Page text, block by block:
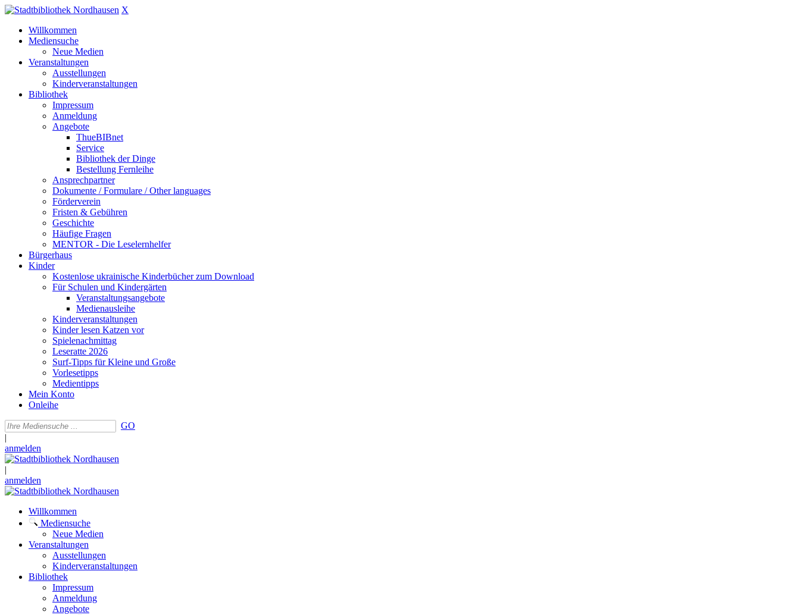
X
Willkommen
Mediensuche
Neue Medien
Veranstaltungen
Ausstellungen
Kinderveranstaltungen
Bibliothek
Impressum
Anmeldung
Angebote
ThueBIBnet
Service
Bibliothek der Dinge
Bestellung Fernleihe
Ansprechpartner
Dokumente / Formulare / Other languages
Förderverein
Fristen & Gebühren
Geschichte
Häufige Fragen
MENTOR - Die Leselernhelfer
Bürgerhaus
Kinder
Kostenlose ukrainische Kinderbücher zum Download
Für Schulen und Kindergärten
Veranstaltungsangebote
Medienausleihe
Kinderveranstaltungen
Kinder lesen Katzen vor
Spielenachmittag
Leseratte 2026
Surf-Tipps für Kleine und Große
Vorlesetipps
Medientipps
Mein Konto
Onleihe
GO
|
anmelden
|
anmelden
Willkommen
Mediensuche
Neue Medien
Veranstaltungen
Ausstellungen
Kinderveranstaltungen
Bibliothek
Impressum
Anmeldung
Angebote